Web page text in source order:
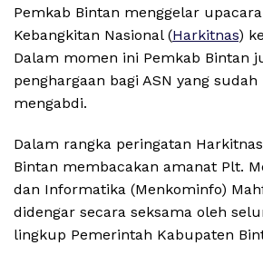
Pemkab Bintan menggelar
Kebangkitan Nasional (Harkitnas)
Dalam momen ini Pemkab Bintan
penghargaan bagi ASN yang
mengabdi.
Dalam rangka peringatan
Bintan membacakan amanat Plt.
dan Informatika (Menkominfo)
didengar secara seksama oleh
lingkup Pemerintah Kabupaten